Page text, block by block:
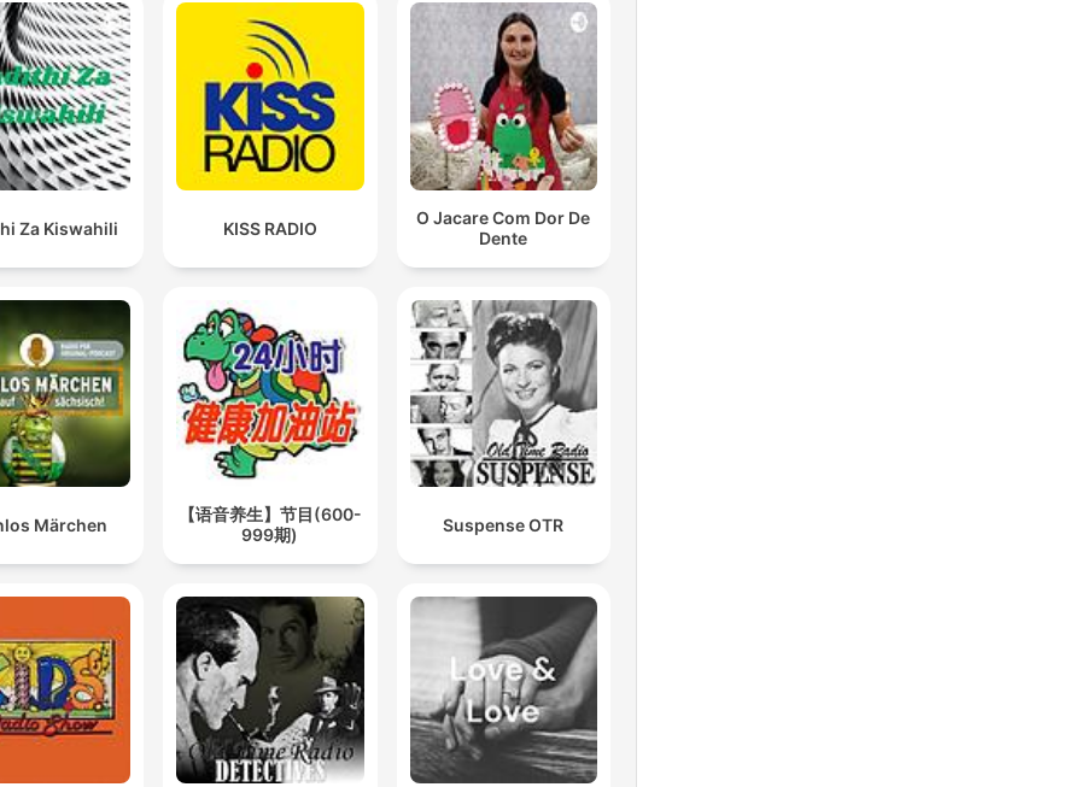
Za Kiswahili KISS RADIO
O Jacare Com Dor De
Dente
Märchen
【语音养生】节目(600-
999期)
Suspense OTR